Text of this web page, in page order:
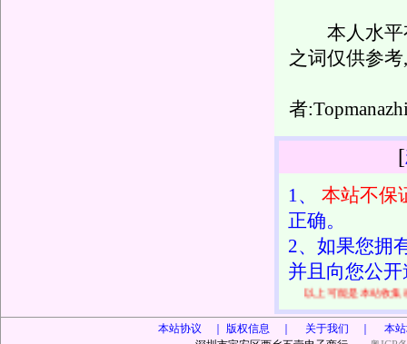
本人水平有
之词仅供参
者
[
1、
本站不保
正确。
2、如果您拥
并且向您公
以上可能是本站收
本站协议 ｜
版权信息 ｜ 关于我们 ｜ 本